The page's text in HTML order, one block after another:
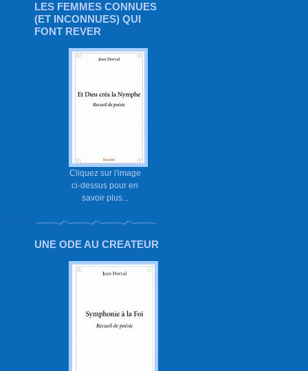
LES FEMMES CONNUES
(ET INCONNUES) QUI
FONT REVER
Cliquez sur l'image
ci-dessus pour en
savoir plus...
UNE ODE AU CREATEUR